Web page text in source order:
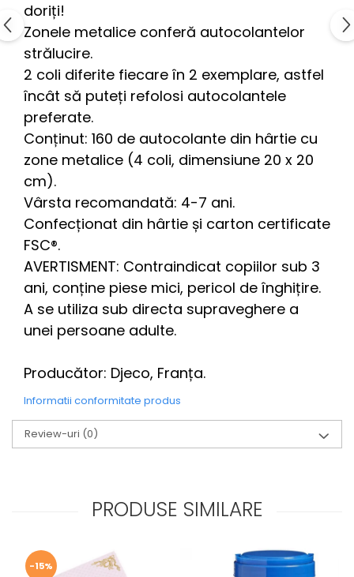
doriți!
Zonele metalice conferă autocolantelor
strălucire.
2 coli diferite fiecare în 2 exemplare, astfel
încât să puteți refolosi autocolantele
preferate.
Conținut: 160 de autocolante din hârtie cu
zone metalice (4 coli, dimensiune 20 x 20
cm).
Vârsta recomandată: 4-7 ani.
Confecționat din hârtie și carton certificate
FSC®.
AVERTISMENT: Contraindicat copiilor sub 3
ani, conține piese mici, pericol de înghițire.
A se utiliza sub directa supraveghere a
unei persoane adulte.
Producător: Djeco, Franța.
Informatii conformitate produs
Review-uri (0)
PRODUSE SIMILARE
-15%